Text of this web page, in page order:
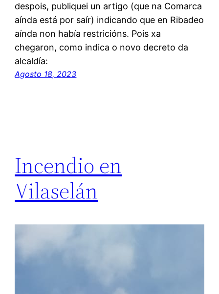
despois, publiquei un artigo (que na Comarca
aínda está por saír) indicando que en Ribadeo
aínda non había restricións. Pois xa
chegaron, como indica o novo decreto da
alcaldía:
Agosto 18, 2023
Incendio en
Vilaselán